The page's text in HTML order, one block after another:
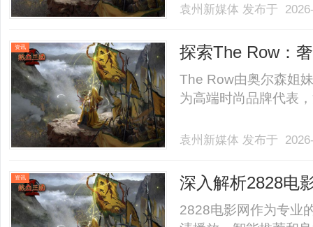
（墨西哥、巴西），
物流、本土化运营以
袁州新媒体 发布于
资讯 探索The Row：
The Row由奥尔森姐
为高端时尚品牌代表
袁州新媒体 发布于
资讯 深入解析2828电
2828电影网作为专业